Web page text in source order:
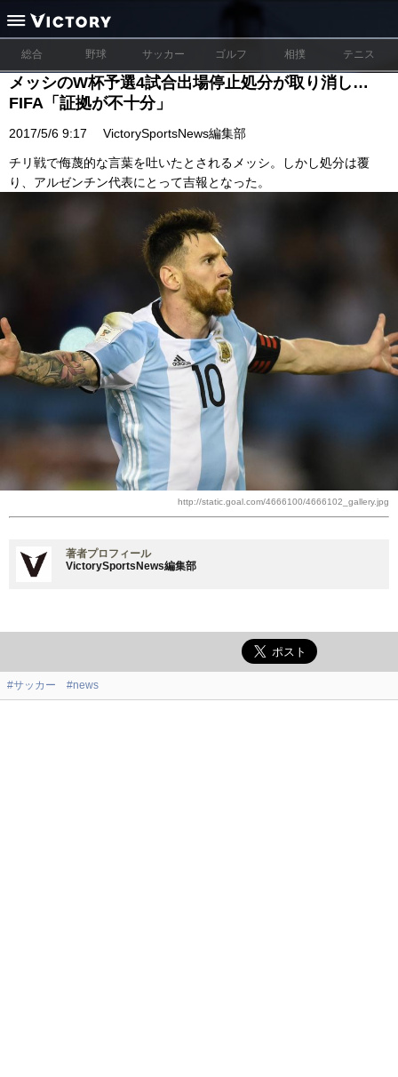
総合 野球 サッカー ゴルフ 相撲 テニス
メッシのW杯予選4試合出場停止処分が取り消し…
FIFA「証拠が不十分」
2017/5/6 9:17 VictorySportsNews編集部
チリ戦で侮蔑的な言葉を吐いたとされるメッシ。しかし処分は覆
り、アルゼンチン代表にとって吉報となった。
http://static.goal.com/4666100/4666102_gallery.jpg
著者プロフィール
VictorySportsNews編集部
#サッカー #news